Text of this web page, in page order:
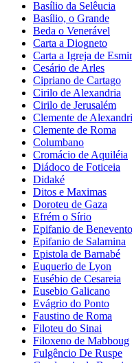
Basílio da Selêucia
Basílio, o Grande
Beda o Venerável
Carta a Diogneto
Carta a Igreja de
Cesário de Arles
Cipriano de Cartago
Cirilo de Alexandria
Cirilo de Jerusalém
Clemente de
Clemente de Roma
Columbano
Cromácio de Aquiléia
Diádoco de Foticeia
Didaké
Ditos e Maximas
Doroteu de Gaza
Efrém o Sírio
Epifanio de Benevento
Epifanio de Salamina
Epistola de Barnabé
Euquerio de Lyon
Eusébio de Cesareia
Eusebio Galicano
Evágrio do Ponto
Faustino de Roma
Filoteu do Sinai
Filoxeno de Mabboug
Fulgêncio De Ruspe